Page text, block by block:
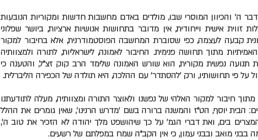
ה' והכיוון המוסרי שבו, מולדים באדם מחשבות חדשות ומקוריות הנובעות
זווית אישית וייחודית, אין מדובר בתחושות אנושיות ארציות, ביושר שפלוני
קבעה לעצמה, כפי שסוברת המחשבה הפוסטמודרנית, אלא בחיבור למקור
מתוך תחושה פנימית. החיבור לאמונה, לישראליות, לתורה ולמצוותיה
תנועה נפשית מקורית, הוא שורש האמונה שלימד הרב קוק זצ"ל, והטענה כי
על פי תחושותיו, ורק 'להסתדר' עם ההלכה, היא תולדה של הכפירה הליברלית.
חיבור למקור האלהי של נפשנו ולאוצר התורה ומצוותיה, מעלה לתודעתנו
הבית יוסף, הט"ז והמשנה ברורה בשם 'מדרש הרנינו', שאין גומרים את ההלל
בים, ואת דברי הגמ' על כך שיהושפט מלך יהודה לא הזכיר את טוב ה',
בבני מואב ובבני עמון, כי אין הקב"ה שמח במפלתם של רשעים.